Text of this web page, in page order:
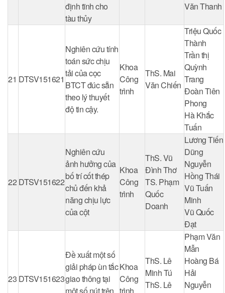
định tĩnh cho
tàu thủy
Văn Thanh
21 DTSV151621
Nghiên cứu tính
toán sức chịu
tải của cọc
BTCT đúc sẵn
theo lý thuyết
độ tin cậy.
Khoa
Công
trình
ThS. Mai
Văn Chiến
Triệu Quốc
Thành
Trần thị
Quỳnh
Trang
Đoàn Tiên
Phong
Hà Khắc
Tuấn
22 DTSV151622
Nghiên cứu
ảnh hưởng của
bố trí cốt thép
chủ đến khả
năng chịu lực
của cột
Khoa
Công
trình
ThS. Vũ
Đình Thơ
TS. Phạm
Quốc
Doanh
Lương Tiến
Dũng
Nguyễn
Hồng Thái
Vũ Tuấn
Minh
Vũ Quốc
Đạt
23 DTSV151623
Đề xuất một số
giải pháp ùn tắc
giao thông tại
một số nút trên
Khoa
Công
trình
ThS. Lê
Minh Tú
ThS. Lê
Phạm Văn
Mẫn
Hoàng Bá
Hải
Nguyễn